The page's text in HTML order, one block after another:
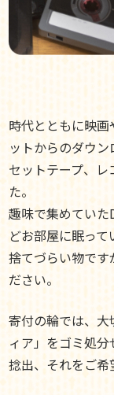
時代とともに映
ットからのダウ
セットテープ、
た。
趣味で集めていた
どお部屋に眠っ
捨てづらい物です
ださい。
寄付の輪では、
ィア」をゴミ処
捻出、それをご希